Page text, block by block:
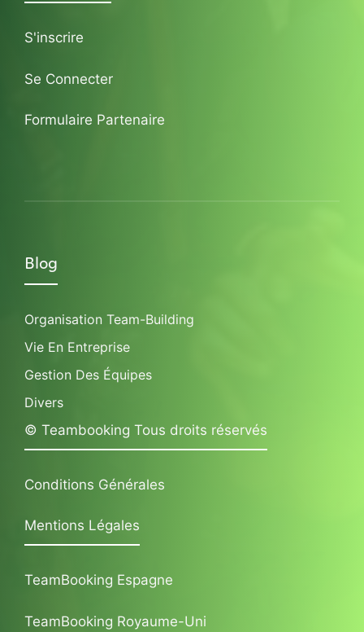
S'inscrire
Se Connecter
Formulaire Partenaire
Blog
Organisation Team-Building
Vie En Entreprise
Gestion Des Équipes
Divers
© Teambooking Tous droits réservés
Conditions Générales
Mentions Légales
TeamBooking Espagne
TeamBooking Royaume-Uni